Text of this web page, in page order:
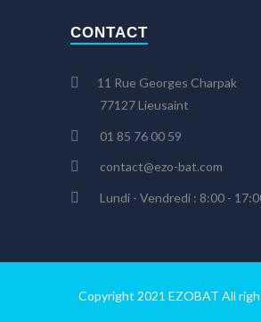
CONTACT
11 Rue Georges Charpak
77127 Lieusaint
01 85 76 00 59
contact@ezo-bat.com
Lundi - Vendredi : 8:00 -
Copyright 2021 EZOBAT All